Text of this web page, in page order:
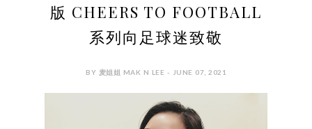
版 CHEERS TO FOOTBALL
系列向足球迷致敬
BY 麦姐姐 MAK N LEE - JUNE 07, 2021